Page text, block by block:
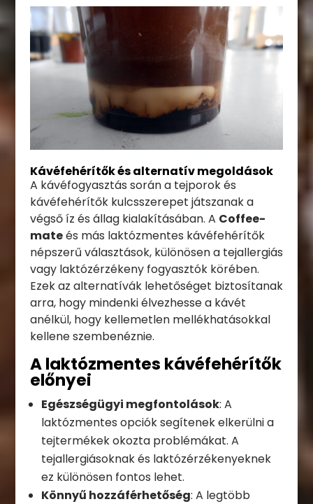
Kávéfehérítők és alternatív megoldások
A kávéfogyasztás során a tejporok és
kávéfehérítők kulcsszerepet játszanak a
végső íz és állag kialakításában. A Coffee-
mateés más laktózmentes kávéfehérítők
népszerű választások, különösen a tejallergiás
vagy laktózérzékeny fogyasztók körében.
Ezek az alternatívák lehetőséget biztosítanak
arra, hogy mindenki élvezhesse a kávét
anélkül, hogy kellemetlen mellékhatásokkal
kellene szembenéznie.
A laktózmentes kávéfehérítők
előnyei
Egészségügyi megfontolások: A
laktózmentes opciók segítenek elkerülni a
tejtermékek okozta problémákat. A
tejallergiásoknak és laktózérzékenyeknek
ez különösen fontos lehet.
Könnyű hozzáférhetőség: A legtöbb